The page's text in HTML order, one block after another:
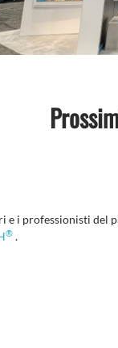
i professionisti del
® .